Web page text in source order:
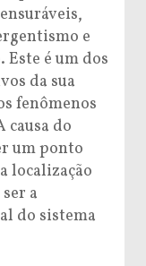
e
é um dos
da sua
fenômenos
causa do
um ponto
localização
a
do sistema